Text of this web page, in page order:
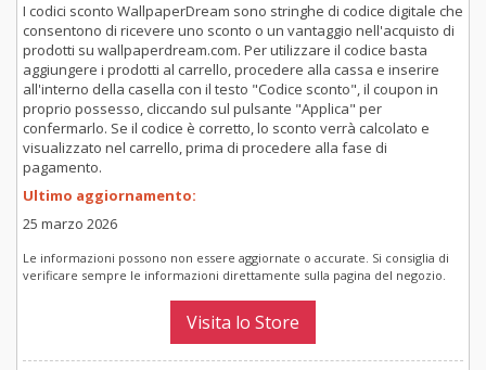
I codici sconto WallpaperDream sono stringhe di codice digitale che
consentono di ricevere uno sconto o un vantaggio nell'acquisto di
prodotti su wallpaperdream.com. Per utilizzare il codice basta
aggiungere i prodotti al carrello, procedere alla cassa e inserire
all'interno della casella con il testo "Codice sconto", il coupon in
proprio possesso, cliccando sul pulsante "Applica" per
confermarlo. Se il codice è corretto, lo sconto verrà calcolato e
visualizzato nel carrello, prima di procedere alla fase di
pagamento.
Ultimo aggiornamento:
25 marzo 2026
Le informazioni possono non essere aggiornate o accurate. Si consiglia di
verificare sempre le informazioni direttamente sulla pagina del negozio.
Visita lo Store